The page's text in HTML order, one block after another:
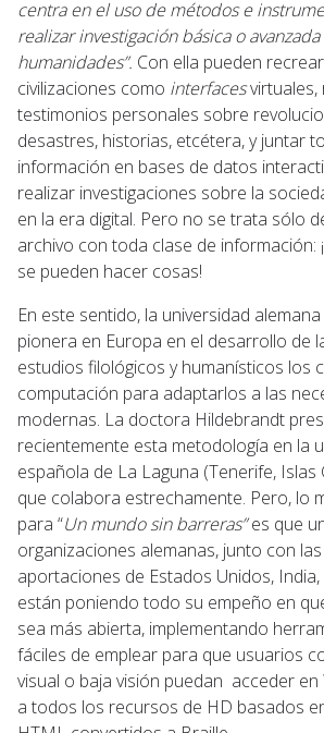
centra en el uso de métodos e
realizar investigación básica o
humanidades”. Con ella pueden
civilizaciones como interfacesvirtuales,
testimonios personales sobre
desastres, historias, etcétera, y juntar
información en bases de datos
realizar investigaciones sobre la
en la era digital. Pero no se trata sólo
archivo con toda clase de información:
se pueden hacer cosas!
En este sentido, la universidad
pionera en Europa en el desarrollo de
estudios filológicos y humanísticos los
computación para adaptarlos a las
modernas. La doctora Hildebrandt
recientemente esta metodología en la
española de La Laguna (Tenerife, Islas
que colabora estrechamente. Pero, lo
para “Un mundo sin barreras”es que
organizaciones alemanas, junto con
aportaciones de Estados Unidos,
están poniendo todo su empeño en
sea más abierta, implementando
fáciles de emplear para que usuarios
visual o baja visión puedan acceder en
a todos los recursos de HD basados